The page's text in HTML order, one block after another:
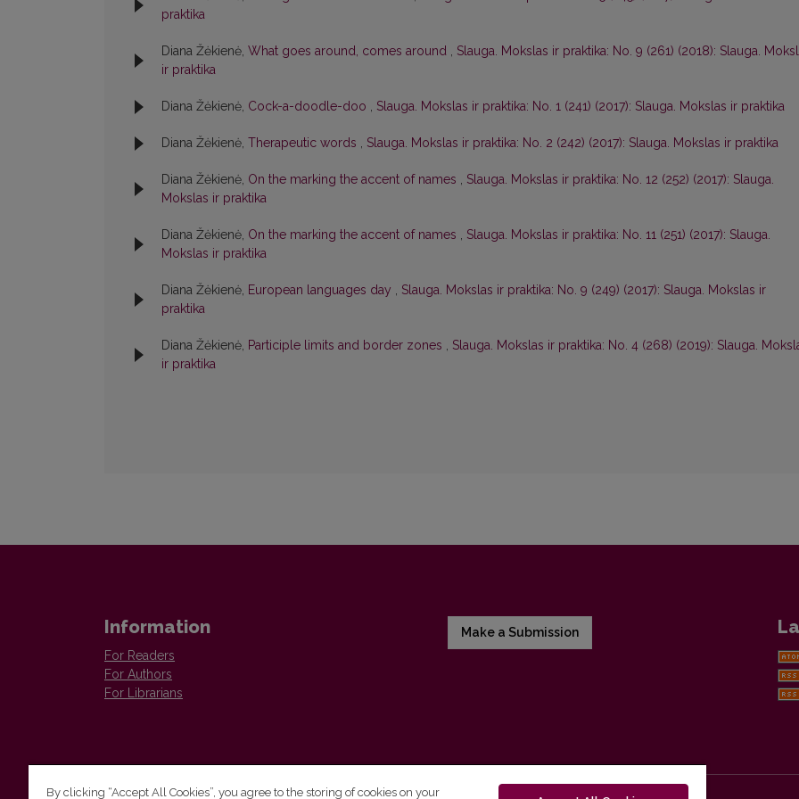
praktika
Diana Žėkienė, What goes around, comes around , Slauga. Mokslas ir praktika: No. 9 (261) (2018): Slauga.
ir praktika
Diana Žėkienė, Cock-a-doodle-doo , Slauga. Mokslas ir praktika: No. 1 (241) (2017): Slauga. Mokslas ir praktika
Diana Žėkienė, Therapeutic words , Slauga. Mokslas ir praktika: No. 2 (242) (2017): Slauga. Mokslas ir praktika
Diana Žėkienė, On the marking the accent of names , Slauga. Mokslas ir praktika: No. 12 (252) (2017): Slauga.
Mokslas ir praktika
Diana Žėkienė, On the marking the accent of names , Slauga. Mokslas ir praktika: No. 11 (251) (2017): Slauga.
Mokslas ir praktika
Diana Žėkienė, European languages day , Slauga. Mokslas ir praktika: No. 9 (249) (2017): Slauga. Mokslas ir
praktika
Diana Žėkienė, Participle limits and border zones , Slauga. Mokslas ir praktika: No. 4 (268) (2019): Slauga.
ir praktika
Information
For Readers
For Authors
For Librarians
Make a Submission
By clicking “Accept All Cookies”, you agree to the storing of cookies on your